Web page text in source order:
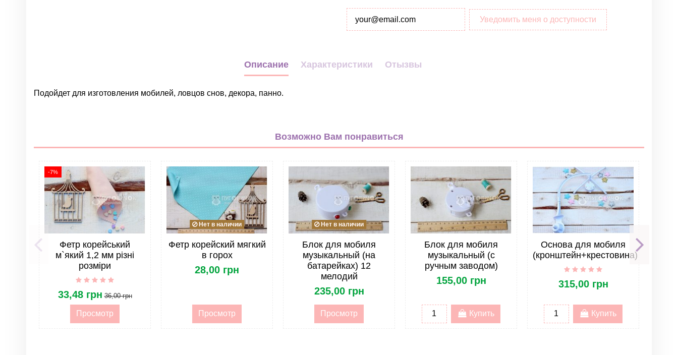
Уведомить меня о доступности
Описание Характеристики Отызвы
Подойдет для изготовления мобилей, ловцов снов, декора, панно.
неокрашенный
Тип Кольцо
Страна Турция
опт
Все для мобилей. Тип изделия Кольцо для игрушек
Все для мобилей. Диаметр кольца 22,5см
ОПТ. Тип товара Крепление для мобиля
ОПТ. Группа товара
Возможно Вам понравиться
-7%
Фетр корейський
м`який 1,2 мм різні
розміри
33,48 грн 36,00 грн
Просмотр
Нет в наличии
Фетр корейский мягкий
в горох
28,00 грн
Просмотр
Нет в наличии
Блок для мобиля
музыкальный (на
батарейках) 12
мелодий
235,00 грн
Просмотр
Блок для мобиля
музыкальный (с
ручным заводом)
155,00 грн
Купить
Основа для мобиля
(кронштейн+крестовина)
315,00 грн
Купить